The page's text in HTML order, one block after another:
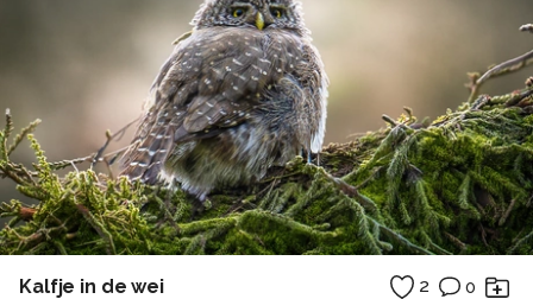
Kalfje in de wei 2 0